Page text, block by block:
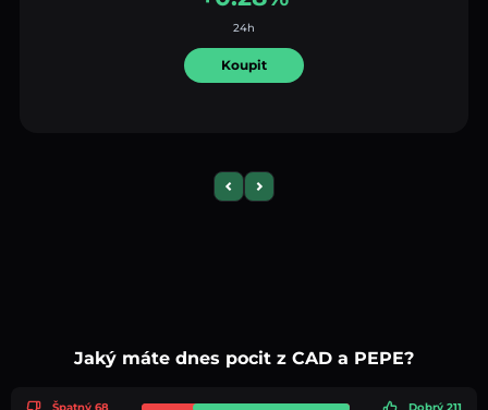
24h
Koupit
Previous slide
Next slide
Jaký máte dnes pocit z CAD a PEPE?